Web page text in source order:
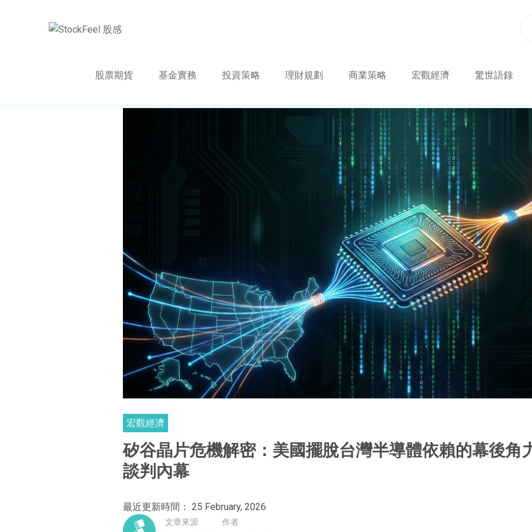
股票期貨 基金實務 投資策略 理財規劃 商業策略 宏觀經濟 驚世語錄
宏觀經濟
矽谷晶片危機解密：美國擺脫台灣半導體依賴的幕後角
談判內幕
最近更新時間： 25 February, 2026
文章來源 作者